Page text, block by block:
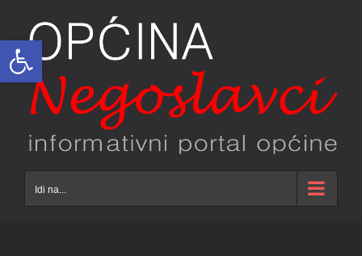
Open toolbar
content
Idi na...